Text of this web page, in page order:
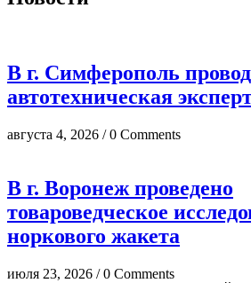
В г. Симферополь
автотехническая
августа 4, 2026 / 0 Comments
В г. Воронеж проведено
товароведческое
норкового жакета
июля 23, 2026 / 0 Comments